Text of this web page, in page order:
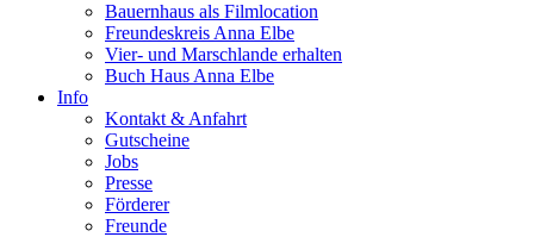
Bauernhaus als Filmlocation
Freundeskreis Anna Elbe
Vier- und Marschlande erhalten
Buch Haus Anna Elbe
Info
Kontakt & Anfahrt
Gutscheine
Jobs
Presse
Förderer
Freunde